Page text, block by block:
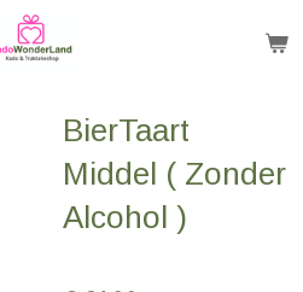
BierTaart
Middel ( Zonder
Alcohol )